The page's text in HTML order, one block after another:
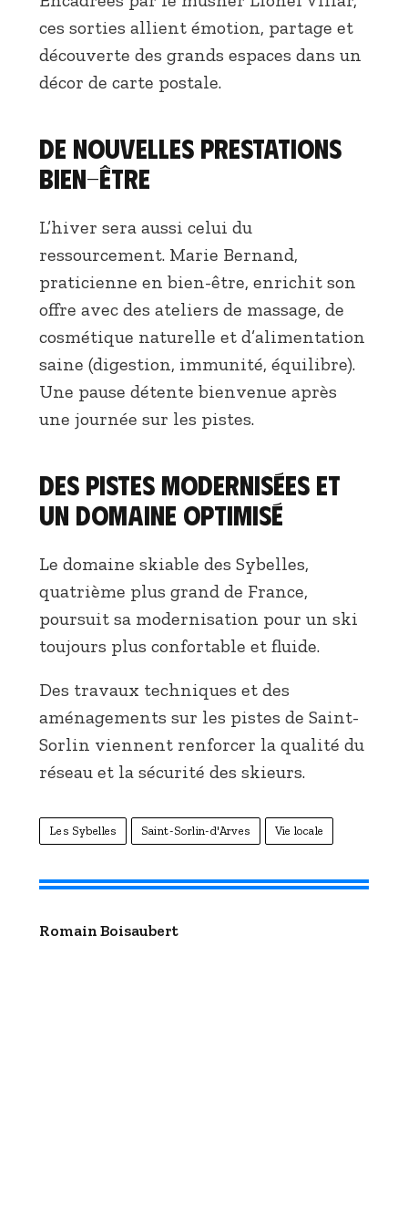
ces sorties allient émotion, partage et
découverte des grands espaces dans un
décor de carte postale.
De nouvelles prestations
bien-être
L’hiver sera aussi celui du
ressourcement. Marie Bernand,
praticienne en bien-être, enrichit son
offre avec des ateliers de massage, de
cosmétique naturelle et d’alimentation
saine (digestion, immunité, équilibre).
Une pause détente bienvenue après
une journée sur les pistes.
Des pistes modernisées et
un domaine optimisé
Le domaine skiable des Sybelles,
quatrième plus grand de France,
poursuit sa modernisation pour un ski
toujours plus confortable et fluide.
Des travaux techniques et des
aménagements sur les pistes de Saint-
Sorlin viennent renforcer la qualité du
réseau et la sécurité des skieurs.
Les Sybelles Saint-Sorlin-d'Arves Vie locale
Romain Boisaubert